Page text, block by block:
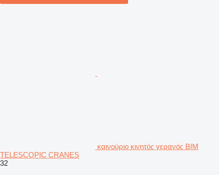
καινούριο κινητός γερανός BIM
TELESCOPIC CRANES
32